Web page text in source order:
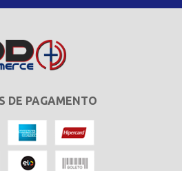
DE PAGAMENTO